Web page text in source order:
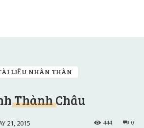
LIỆU NHÂN THÂN
Thành Châu
21, 2015 0
444